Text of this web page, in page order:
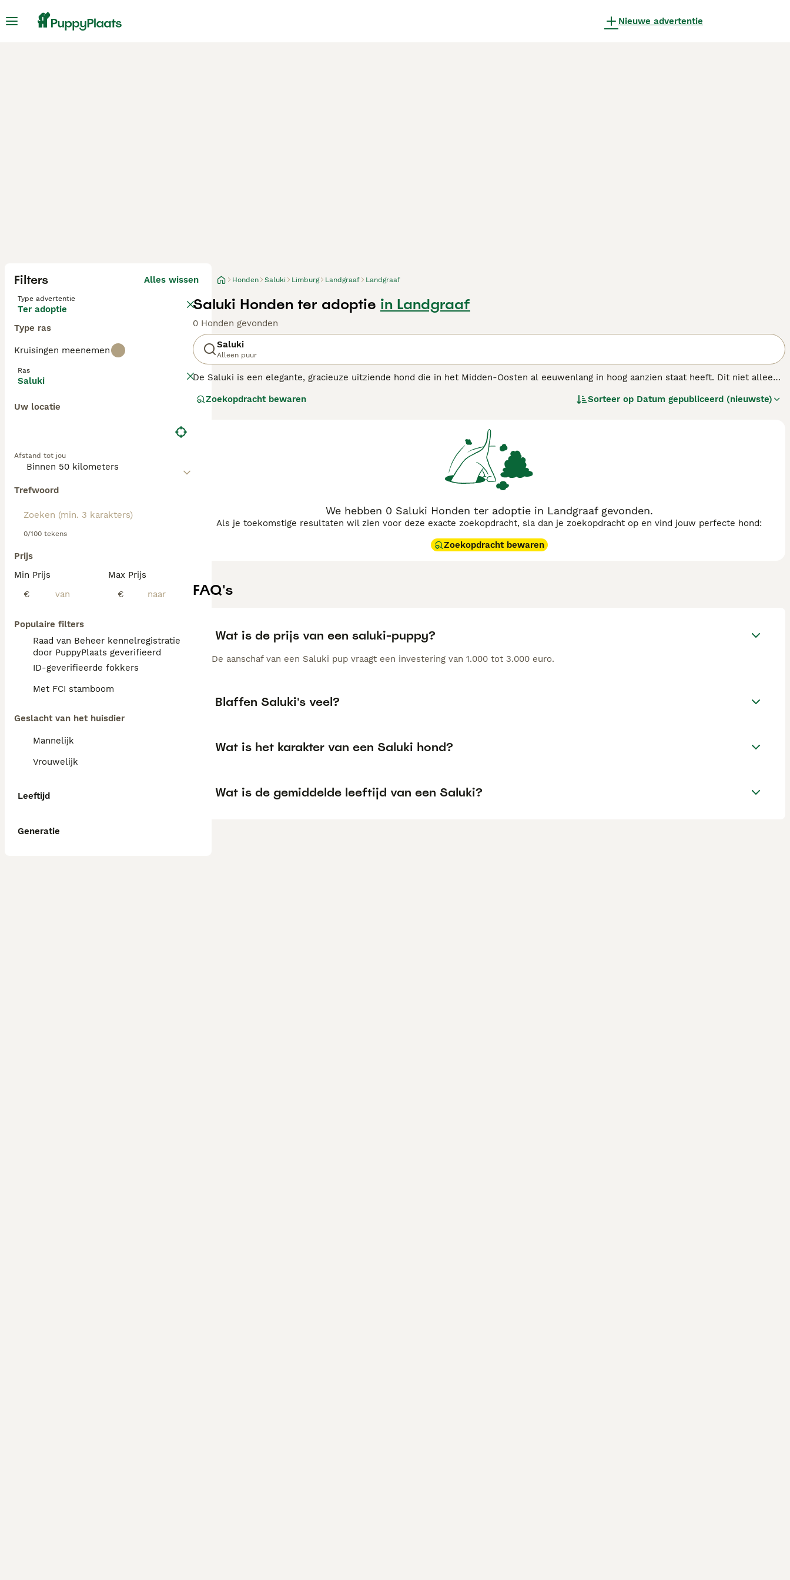
Nieuwe advertentie
Filters Alles wissen
Type advertentie
Ter adoptie
Type ras
Kruisingen meenemen
Ras
Saluki
Uw locatie
Afstand tot jou
Trefwoord
0/100 tekens
Prijs
Min Prijs
€
Max Prijs
€
Populaire filters
Raad van Beheer kennelregistratie
door PuppyPlaats geverifieerd
ID-geverifieerde fokkers
Met FCI stamboom
Geslacht van het huisdier
Mannelijk
Vrouwelijk
Leeftijd
Generatie
Honden Saluki Limburg Landgraaf Landgraaf
Saluki Honden ter adoptie in Landgraaf
0 Honden gevonden
Saluki
Alleen puur
De Saluki is een elegante, gracieuze uitziende hond die in het Midden-Oosten al eeuwenlang in hoog aanzien staat heeft. Dit niet alleen
steeds groot respect afdwingen. De honden zijn een populaire keuze geworden onder mensen die bekend zijn met de behoeften van het
Zoekopdracht bewaren Sorteer op Datum gepubliceerd (nieuwste)
We hebben 0 Saluki Honden ter adoptie in Landgraaf gevonden.
Als je toekomstige resultaten wil zien voor deze exacte zoekopdracht, sla dan je zoekopdracht op en vind jouw perfecte hond:
Zoekopdracht bewaren
FAQ's
Wat is de prijs van een saluki-puppy?
De aanschaf van een Saluki pup vraagt een investering van 1.000 tot 3.000 euro.
Blaffen Saluki's veel?
Wat is het karakter van een Saluki hond?
Wat is de gemiddelde leeftijd van een Saluki?